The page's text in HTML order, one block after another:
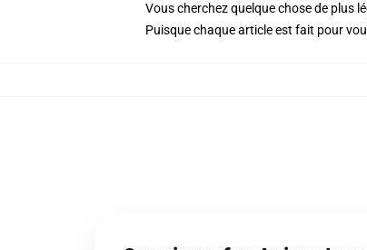
Vous cherchez quelque chose de plus
Puisque chaque article est fait pour